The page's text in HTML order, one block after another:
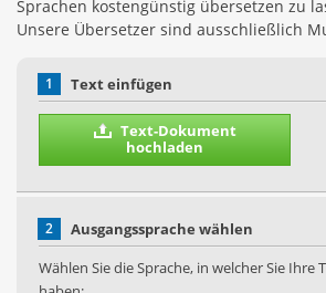
Internet-Shops
Sprachen kostengünstig übersetzen zu
Unsere Übersetzer sind ausschließlich
1 Text einfügen
Text-Dokument
hochladen
2
Ausgangssprache wählen
Wählen Sie die Sprache, in welcher Sie Ihre